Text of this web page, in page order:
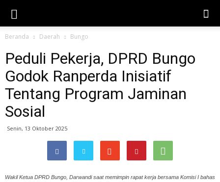
Beranda Daerah Bungo
Peduli Pekerja, DPRD Bungo
Godok Ranperda Inisiatif
Tentang Program Jaminan
Sosial
Senin, 13 Oktober 2025
Wakil Ketua DPRD Bungo, Darwandi saat memimpin rapat kerja bersama Komisi I bahas